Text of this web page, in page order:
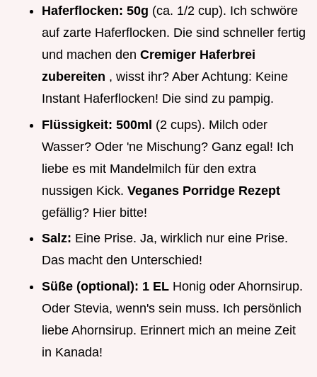
Haferflocken: 50g (ca. 1/2 cup). Ich schwöre
auf zarte Haferflocken. Die sind schneller fertig
und machen den Cremiger Haferbrei
zubereiten , wisst ihr? Aber Achtung: Keine
Instant Haferflocken! Die sind zu pampig.
Flüssigkeit: 500ml (2 cups). Milch oder
Wasser? Oder 'ne Mischung? Ganz egal! Ich
liebe es mit Mandelmilch für den extra
nussigen Kick. Veganes Porridge Rezept
gefällig? Hier bitte!
Salz: Eine Prise. Ja, wirklich nur eine Prise.
Das macht den Unterschied!
Süße (optional): 1 EL Honig oder Ahornsirup.
Oder Stevia, wenn's sein muss. Ich persönlich
liebe Ahornsirup. Erinnert mich an meine Zeit
in Kanada!